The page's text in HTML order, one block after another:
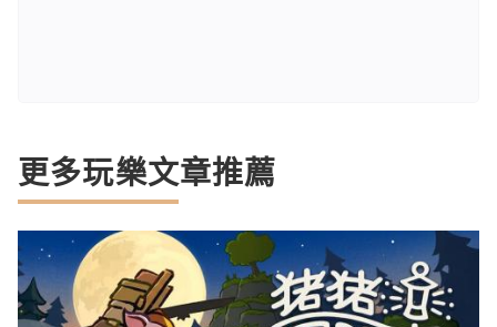
更多玩樂文章推薦